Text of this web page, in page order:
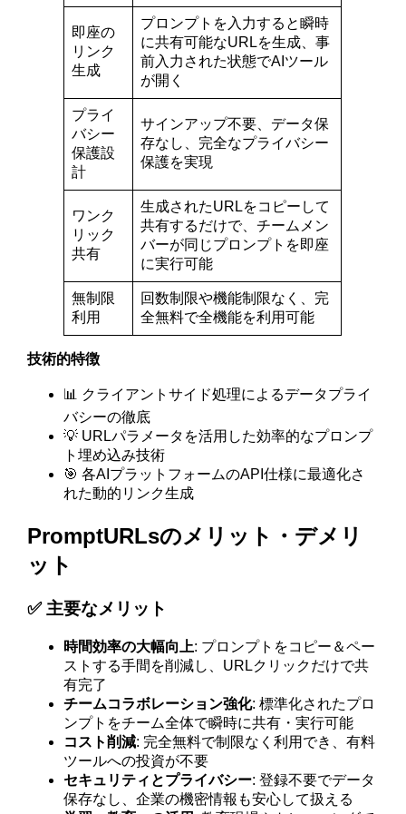
即座の
リンク
生成
プロンプトを入力すると瞬時
に共有可能なURLを生成、事
前入力された状態でAIツール
が開く
プライ
バシー
保護設
計
サインアップ不要、データ保
存なし、完全なプライバシー
保護を実現
ワンク
リック
共有
生成されたURLをコピーして
共有するだけで、チームメン
バーが同じプロンプトを即座
に実行可能
無制限
利用
回数制限や機能制限なく、完
全無料で全機能を利用可能
技術的特徴
📊 クライアントサイド処理によるデータプライ
バシーの徹底
💡 URLパラメータを活用した効率的なプロンプ
ト埋め込み技術
🎯 各AIプラットフォームのAPI仕様に最適化さ
れた動的リンク生成
PromptURLsのメリット・デメリ
ット
✅ 主要なメリット
時間効率の大幅向上: プロンプトをコピー＆ペー
ストする手間を削減し、URLクリックだけで共
有完了
チームコラボレーション強化: 標準化されたプロ
ンプトをチーム全体で瞬時に共有・実行可能
コスト削減: 完全無料で制限なく利用でき、有料
ツールへの投資が不要
セキュリティとプライバシー: 登録不要でデータ
保存なし、企業の機密情報も安心して扱える